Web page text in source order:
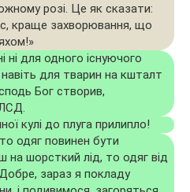
розі. Це як сказати:
краще захворювання, що
ні для одного існуючого
для тварин на кшталт
Бог створив,
кулі до плуга прилипло!
одяг повинен бути
на шорсткий лід, то одяг від
зараз я покладу